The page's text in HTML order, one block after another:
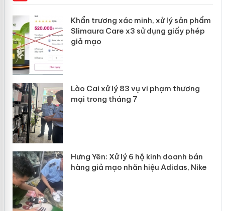
Khẩn trương xác minh, xử lý sản phẩm
Slimaura Care x3 sử dụng giấy phép
giả mạo
Lào Cai xử lý 83 vụ vi phạm thương
mại trong tháng 7
Hưng Yên: Xử lý 6 hộ kinh doanh bán
hàng giả mạo nhãn hiệu Adidas, Nike